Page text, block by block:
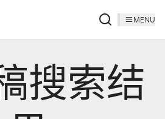
MENU
搜索结